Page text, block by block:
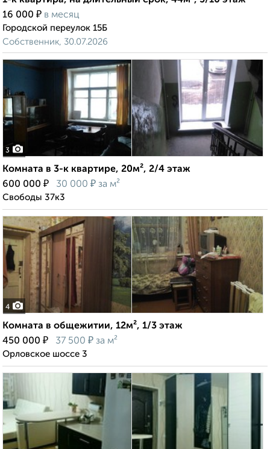
16 000 ₽ в месяц
Городской переулок 15Б
Собственник, 30.07.2026
3
Комната в 3-к квартире, 20м², 2/4 этаж
600 000 ₽ 30 000 ₽ за м²
Свободы 37к3
4
Комната в общежитии, 12м², 1/3 этаж
450 000 ₽ 37 500 ₽ за м²
Орловское шоссе 3